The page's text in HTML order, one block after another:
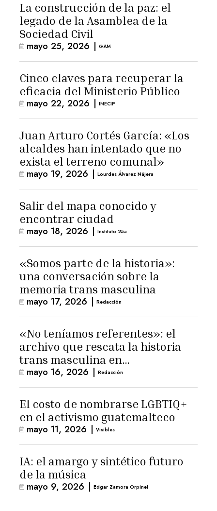
La construcción de la paz: el
legado de la Asamblea de la
Sociedad Civil
mayo 25, 2026 | GAM
Cinco claves para recuperar la
eficacia del Ministerio Público
mayo 22, 2026 | INECIP
Juan Arturo Cortés García: «Los
alcaldes han intentado que no
exista el terreno comunal»
mayo 19, 2026 | Lourdes Álvarez Nájera
Salir del mapa conocido y
encontrar ciudad
mayo 18, 2026 | Instituto 25a
«Somos parte de la historia»:
una conversación sobre la
memoria trans masculina
mayo 17, 2026 | Redacción
«No teníamos referentes»: el
archivo que rescata la historia
trans masculina en
Latinoamérica
mayo 16, 2026 | Redacción
El costo de nombrarse LGBTIQ+
en el activismo guatemalteco
mayo 11, 2026 | Visibles
IA: el amargo y sintético futuro
de la música
mayo 9, 2026 | Edgar Zamora Orpinel